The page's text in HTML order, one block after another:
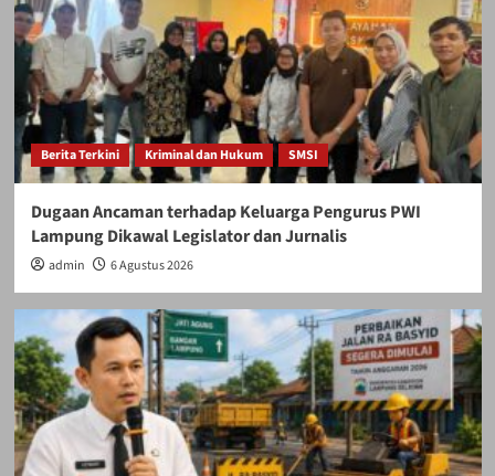
Berita Terkini Kriminal dan Hukum SMSI
Dugaan Ancaman terhadap Keluarga Pengurus PWI
Lampung Dikawal Legislator dan Jurnalis
admin 6 Agustus 2026